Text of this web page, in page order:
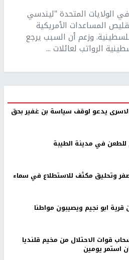
المتحدة "ليندسي
المساعدات الأمريكية
وزعم أن السبب يرجع
الرواتب لعائلات ...
يدعو لوقف سياسة بن غفير بحق
وتحليق مكثف للاستطلاع في سماء
ابو نجيم ويصيبون مواطنا
قوات الاحتلال من مخيم قلنديا
استمر يومين